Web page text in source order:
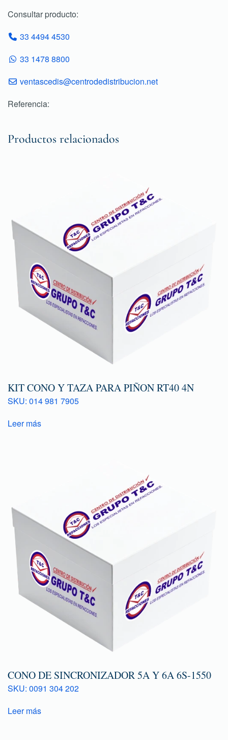
Consultar producto:
33 4494 4530
33 1478 8800
ventascedis@centrodedistribucion.net
Referencia:
Productos relacionados
KIT CONO Y TAZA PARA PIÑON RT40 4N
SKU: 014 981 7905
Leer más
CONO DE SINCRONIZADOR 5A Y 6A 6S-1550
SKU: 0091 304 202
Leer más